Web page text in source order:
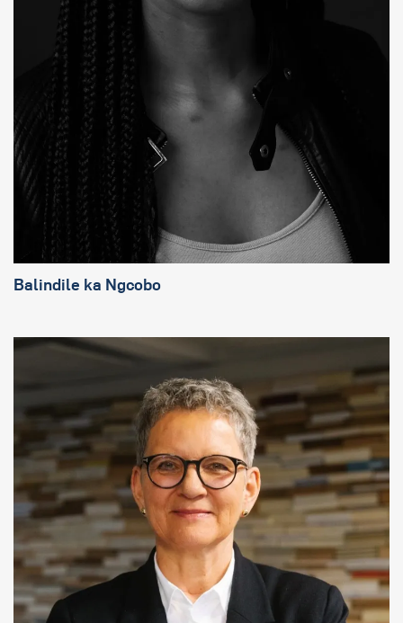
Balindile ka Ngcobo